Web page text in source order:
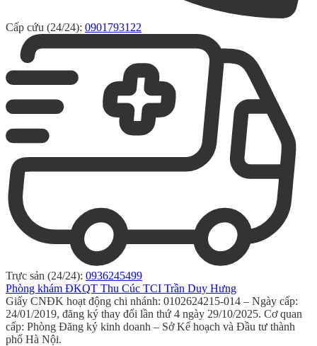
Cấp cứu (24/24): 0901793122
Trực sản (24/24): 0936245499
Phòng khám ĐKQT Thu Cúc TCI Trần Duy Hưng
Giấy CNĐK hoạt động chi nhánh: 0102624215-014 – Ngày cấp:
24/01/2019, đăng ký thay đổi lần thứ 4 ngày 29/10/2025. Cơ quan
cấp: Phòng Đăng ký kinh doanh – Sở Kế hoạch và Đầu tư thành
phố Hà Nội.